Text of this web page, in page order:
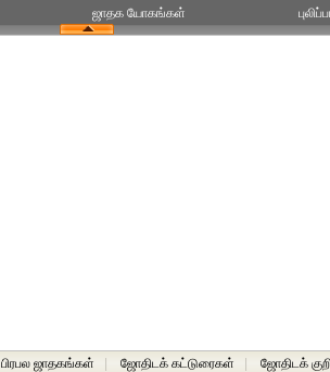
ஜாதக யோகங்கள்
பிரபல ஜாதகங்கள் ஜோதிடக் கட்டுரைகள் ஜோதிடக்